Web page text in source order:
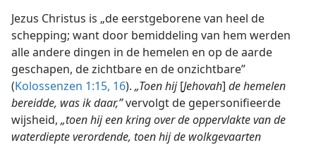
Jezus Christus is „de eerstgeborene van heel de
schepping; want door bemiddeling van hem werden
alle andere dingen in de hemelen en op de aarde
geschapen, de zichtbare en de onzichtbare”
(Kolossenzen 1:15, 16). „Toen hij[Jehovah] de hemelen
bereidde, was ik daar,”vervolgt de gepersonifieerde
wijsheid, „toen hij een kring over de oppervlakte van de
waterdiepte verordende, toen hij de wolkgevaarten